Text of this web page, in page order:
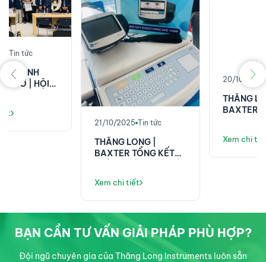
BAXTER TỔNG KẾT
DƯỠNG PHENIKAA!
20/10/2025 Tin tức
THĂNG LONG |
BAXTER TẠI HỘI NGHỊ
KHOA HỌC 58 NĂM
Xem chi tiết
BẠN CẦN TƯ VẤN GIẢI PHÁP PHÙ HỢP?
Đội ngũ chuyên gia của Thăng Long Instruments luôn sẵn